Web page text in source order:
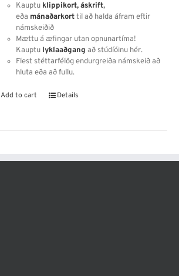
Kauptu klippikort,áskrift,
eða mánaðarkorttil að halda áfram eftir
námskeiðið
Mættu á æfingar utan opnunartíma!
Kauptu lyklaaðgang að stúdíóinu hér.
Flest stéttarfélög endurgreiða námskeið að
hluta eða að fullu.
Add to cart Details